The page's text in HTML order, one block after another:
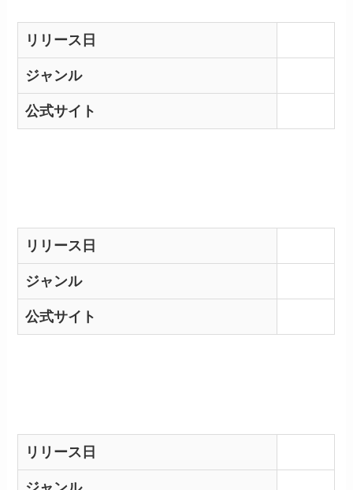
リリース日
ジャンル
公式サイト
リリース日
ジャンル
公式サイト
リリース日